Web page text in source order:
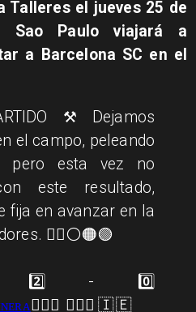
Talleres el jueves 25 de
Sao Paulo viajará a
a Barcelona SC en el
⚒️ Dejamos
el campo, peleando
pero esta vez no
este resultado,
fija en avanzar en la
✊🏽⚪️🟠🟢
2️⃣ - 0️⃣
👷🏽‍♂️👷🏻‍♀️🇮🇪